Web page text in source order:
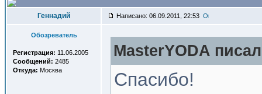
Геннадий Написано: 06.09.2011, 22:53
Обозреватель
Регистрация: 11.06.2005
Сообщений: 2485
Откуда: Москва
MasterYODA
Спасибо!